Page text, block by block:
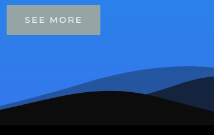
SEE MORE